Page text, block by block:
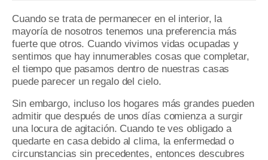
Cuando se trata de permanecer en el interior, la
mayoría de nosotros tenemos una preferencia más
fuerte que otros. Cuando vivimos vidas ocupadas y
sentimos que hay innumerables cosas que completar,
el tiempo que pasamos dentro de nuestras casas
puede parecer un regalo del cielo.
Sin embargo, incluso los hogares más grandes pueden
admitir que después de unos días comienza a surgir
una locura de agitación. Cuando te ves obligado a
quedarte en casa debido al clima, la enfermedad o
circunstancias sin precedentes, entonces descubres